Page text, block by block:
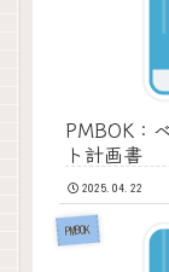
PMBOK：
ト計画書
2025.04.22
PMBOK